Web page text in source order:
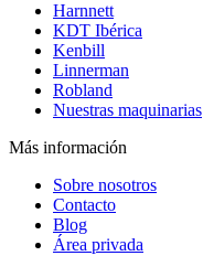
Harnnett
KDT Ibérica
Kenbill
Linnerman
Robland
Nuestras maquinarias
Más información
Sobre nosotros
Contacto
Blog
Área privada